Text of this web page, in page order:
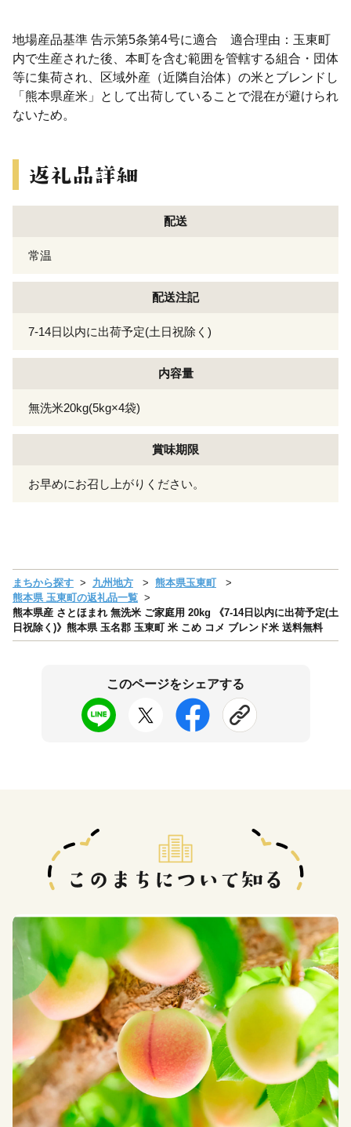
地場産品基準 告示第5条第4号に適合 適合理由：玉東町
内で生産された後、本町を含む範囲を管轄する組合・団体
等に集荷され、区域外産（近隣自治体）の米とブレンドし
「熊本県産米」として出荷していることで混在が避けられ
ないため。
配送
常温
配送注記
7-14日以内に出荷予定(土日祝除く)
内容量
無洗米20kg(5kg×4袋)
賞味期限
お早めにお召し上がりください。
まちから探す 九州地方
熊本県玉東町
熊本県 玉東町の返礼品一覧
熊本県産 さとほまれ 無洗米 ご家庭用 20kg 《7-14日以内に出荷予定(土
日祝除く)》熊本県 玉名郡 玉東町 米 こめ コメ ブレンド米 送料無料
このページをシェアする